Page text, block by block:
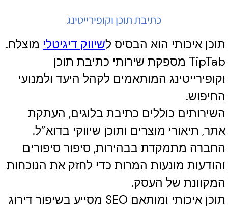
כתיבת תוכן וקופירייטינג
תוכן איכותי הוא הבסיס לשיווק דיגיטלי מוצלח.
TipTab מספקת שירותי כתיבת תוכן
וקופירייטינג המותאמים לקהל היעד ולמנועי
החיפוש.
השירותים כוללים כתיבת בלוגים, העתקת
אתר, תיאורי מוצרים ותוכן שיווקי בדוא"ל.
החברה מתמקדת בבהירות, סיפור סיפורים
והודעות מונעות המרות כדי לחזק את הנוכחות
המקוונת של העסק.
תוכן איכותי ומותאם SEO מסייע בשיפור דירוג